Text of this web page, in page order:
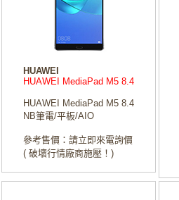
HUAWEI
HUAWEI MediaPad M5 8.4
HUAWEI MediaPad M5 8.4
NB筆電/平板/AIO
參考售價：請立即來電詢價
( 破壞行情廠商施壓！)